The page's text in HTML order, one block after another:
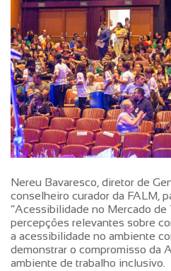
Nereu Bavaresco, diretor de
conselheiro curador da FALM,
“Acessibilidade no Mercado de
percepções relevantes sobre
a acessibilidade no ambiente
demonstrar o compromisso da
ambiente de trabalho inclusivo.